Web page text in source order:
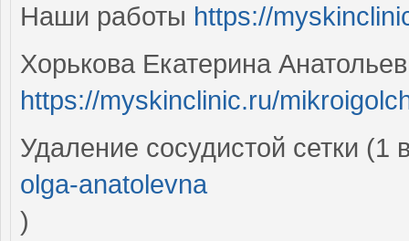
Наши работы https://
Хорькова Екатерина
https://myskinclinic.ru/
Удаление сосудистой сетки (1
olga-anatolevna
)